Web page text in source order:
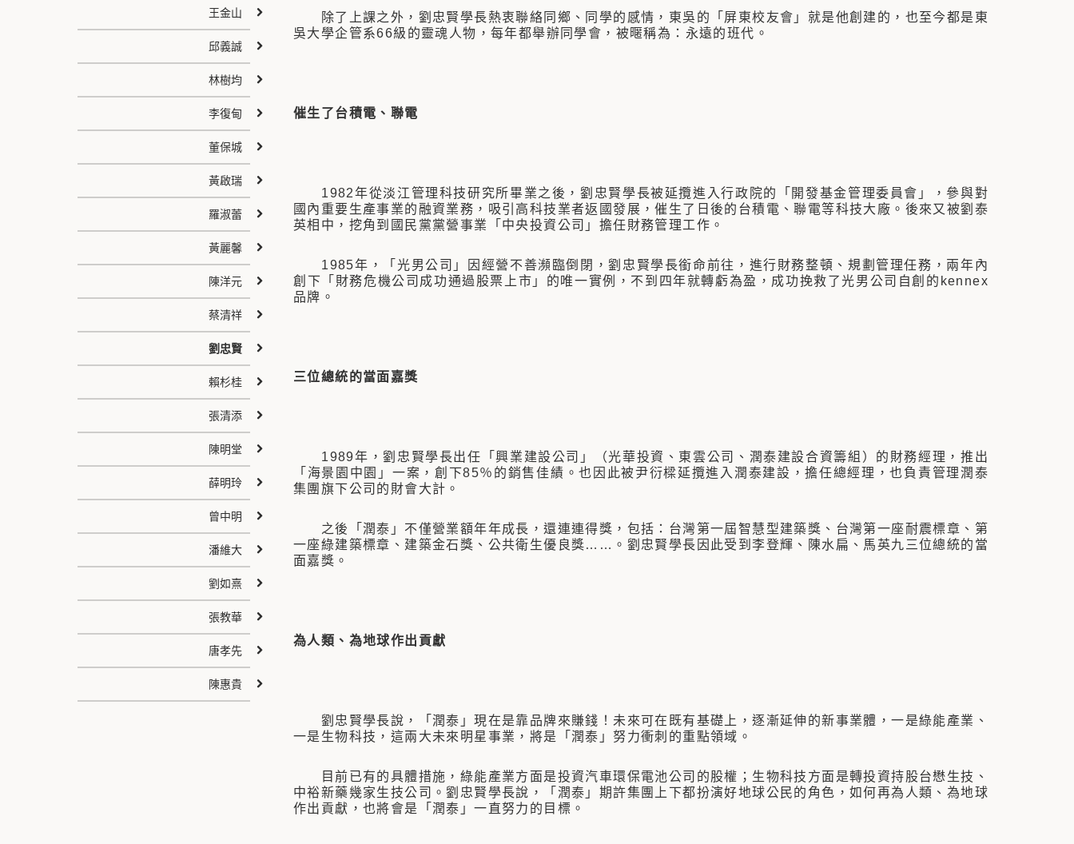
除了上課之外，劉忠賢學長熱衷聯絡同鄉、同學的感情，東吳的「屏東校友會」就是他創建的，也至今都是東
吳大學企管系66級的靈魂人物，每年都舉辦同學會，被暱稱為：永遠的班代。
催生了台積電、聯電
1982年從淡江管理科技研究所畢業之後，劉忠賢學長被延攬進入行政院的「開發基金管理委員會」，參與對
國內重要生產事業的融資業務，吸引高科技業者返國發展，催生了日後的台積電、聯電等科技大廠。後來又被劉泰
英相中，挖角到國民黨黨營事業「中央投資公司」擔任財務管理工作。
1985年，「光男公司」因經營不善瀕臨倒閉，劉忠賢學長銜命前往，進行財務整頓、規劃管理任務，兩年內
創下「財務危機公司成功通過股票上市」的唯一實例，不到四年就轉虧為盈，成功挽救了光男公司自創的kennex
品牌。
三位總統的當面嘉獎
1989年，劉忠賢學長出任「興業建設公司」（光華投資、東雲公司、潤泰建設合資籌組）的財務經理，推出
「海景園中園」一案，創下85％的銷售佳績。也因此被尹衍樑延攬進入潤泰建設，擔任總經理，也負責管理潤泰
集團旗下公司的財會大計。
之後「潤泰」不僅營業額年年成長，還連連得獎，包括：台灣第一屆智慧型建築獎、台灣第一座耐震標章、第
一座綠建築標章、建築金石獎、公共衛生優良獎……。劉忠賢學長因此受到李登輝、陳水扁、馬英九三位總統的當
面嘉獎。
為人類、為地球作出貢獻
劉忠賢學長說，「潤泰」現在是靠品牌來賺錢！未來可在既有基礎上，逐漸延伸的新事業體，一是綠能產業、
一是生物科技，這兩大未來明星事業，將是「潤泰」努力衝刺的重點領域。
目前已有的具體措施，綠能產業方面是投資汽車環保電池公司的股權；生物科技方面是轉投資持股台懋生技、
中裕新藥幾家生技公司。劉忠賢學長說，「潤泰」期許集團上下都扮演好地球公民的角色，如何再為人類、為地球
作出貢獻，也將會是「潤泰」一直努力的目標。
王金山
邱義誠
林樹均
李復甸
董保城
黃啟瑞
羅淑蕾
黃麗馨
陳洋元
蔡清祥
劉忠賢
賴杉桂
張清添
陳明堂
薛明玲
曾中明
潘維大
劉如熹
張教華
唐孝先
陳惠貴